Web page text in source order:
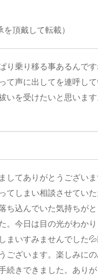
頂戴して転載）
り乗り移る事あるんで
て声に出してを連呼し
いを受けたいと思いま
してありがとうござい
てしまい相談させてい
ち込んでいた気持ちが
。今日は目の光がわか
まいすみませんでした💦
ございます。楽しみに
続きできました。あり